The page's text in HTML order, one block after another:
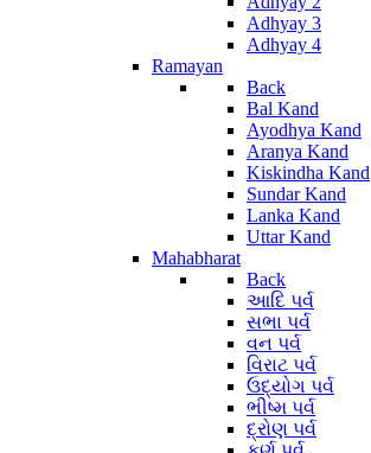
Adhyay 3
Adhyay 4
Ramayan
Back
Bal Kand
Ayodhya Kand
Aranya Kand
Kiskindha Kand
Sundar Kand
Lanka Kand
Uttar Kand
Mahabharat
Back
આદિ પર્વ
સભા પર્વ
વન પર્વ
વિરાટ પર્વ
ઉદ્યોગ પર્વ
ભીષ્મ પર્વ
દ્રોણ પર્વ